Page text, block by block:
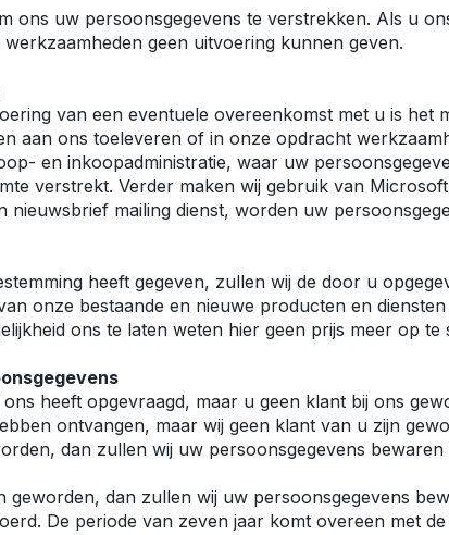
Combo Electric
Movano
Movano Electric
ons uw persoonsgegevens te verstrekken. Als u
geen uitvoering kunnen geven.
van een eventuele overeenkomst met u is
aan ons toeleveren of in onze opdracht
en inkoopadministratie, waar uw
verstrekt. Verder maken wij gebruik van
nieuwsbrief mailing dienst, worden uw
heeft gegeven, zullen wij de door u
onze bestaande en nieuwe producten en
ons te laten weten hier geen prijs meer op
heeft opgevraagd, maar u geen klant bij ons
ontvangen, maar wij geen klant van u zijn
dan zullen wij uw persoonsgegevens
geworden, dan zullen wij uw persoonsgegevens
De periode van zeven jaar komt overeen met